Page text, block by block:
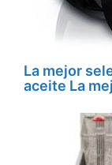
La mejor
aceite La